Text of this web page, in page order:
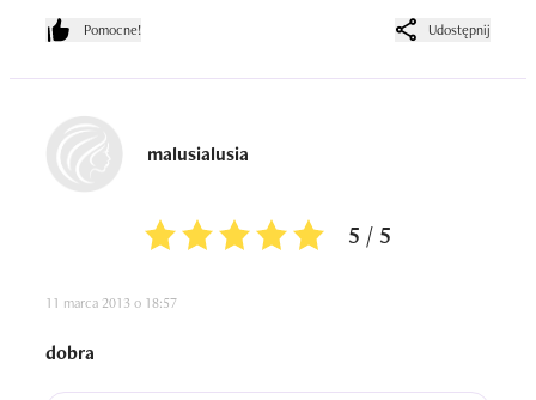
Pomocne! Udostępnij
malusialusia
5 / 5
11 marca 2013 o 18:57
dobra